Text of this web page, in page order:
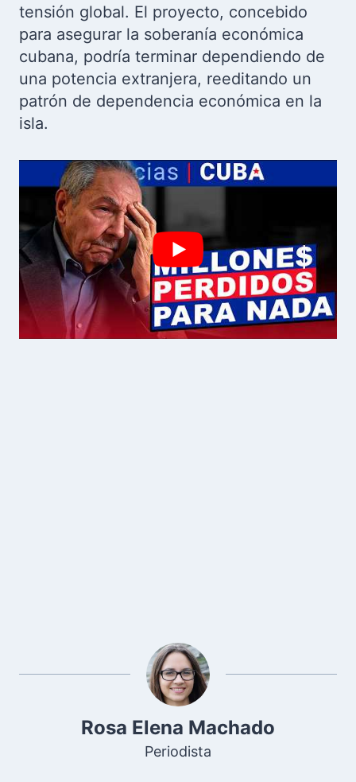
tensión global. El proyecto, concebido
para asegurar la soberanía económica
cubana, podría terminar dependiendo de
una potencia extranjera, reeditando un
patrón de dependencia económica en la
isla.
Rosa Elena Machado
Periodista